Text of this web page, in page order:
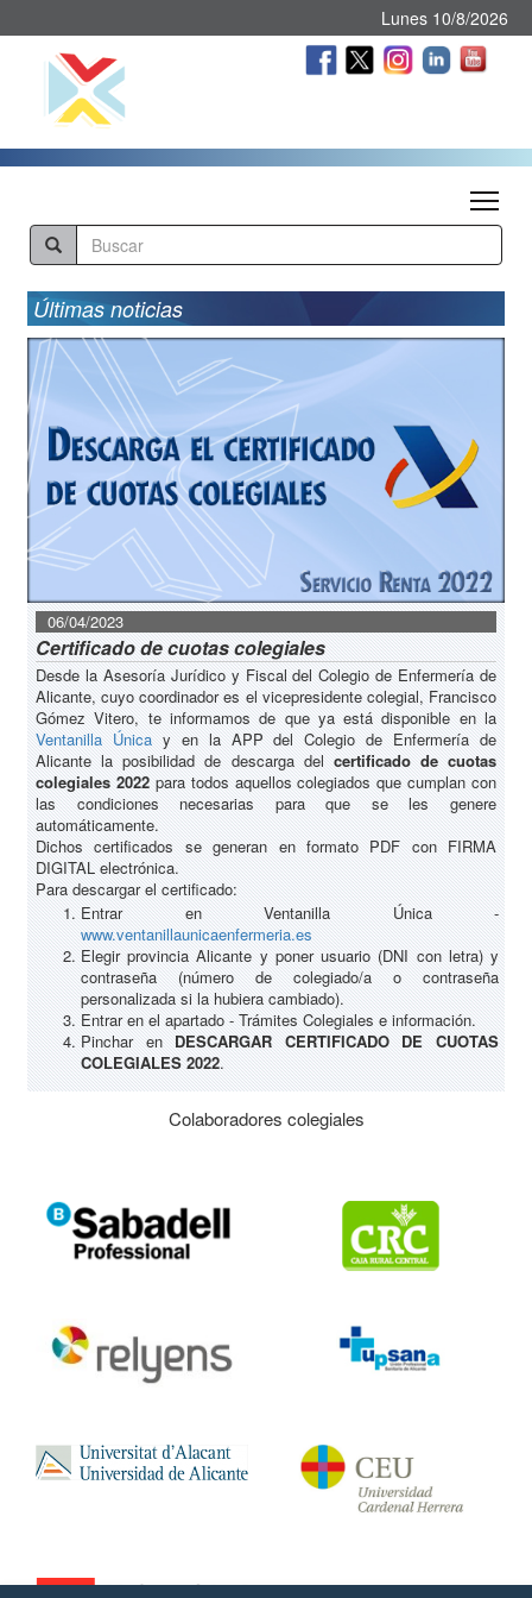
Lunes 10/8/2026
Últimas noticias
06/04/2023
Certificado de cuotas colegiales
Desde la Asesoría Jurídico y Fiscal del Colegio de Enfermería de
Alicante, cuyo coordinador es el vicepresidente colegial, Francisco
Gómez Vitero, te informamos de que ya está disponible en la
Ventanilla Únicay en la APP del Colegio de Enfermería de
Alicante la posibilidad de descarga del certificado de cuotas
colegiales 2022para todos aquellos colegiados que cumplan con
las condiciones necesarias para que se les genere
automáticamente.
Dichos certificados se generan en formato PDF con FIRMA
DIGITAL electrónica.
Para descargar el certificado:
Entrar en Ventanilla Única -
www.ventanillaunicaenfermeria.es
Elegir provincia Alicante y poner usuario (DNI con letra) y
contraseña (número de colegiado/a o contraseña
personalizada si la hubiera cambiado).
Entrar en el apartado - Trámites Colegiales e información.
Pinchar enDESCARGAR CERTIFICADO DE CUOTAS
COLEGIALES 2022.
Colaboradores colegiales